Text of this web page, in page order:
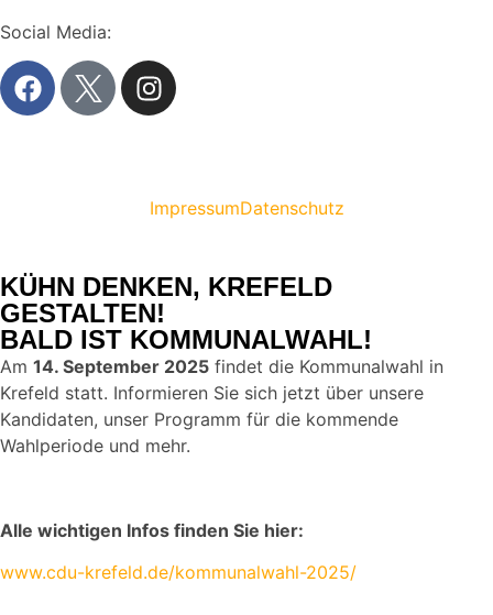
Social Media:
ImpressumDatenschutz
KÜHN DENKEN, KREFELD
GESTALTEN!
BALD IST KOMMUNALWAHL!
Am 14. September 2025 findet die Kommunalwahl in
Krefeld statt. Informieren Sie sich jetzt über unsere
Kandidaten, unser Programm für die kommende
Wahlperiode und mehr.
Alle wichtigen Infos finden Sie hier:
www.cdu-krefeld.de/kommunalwahl-2025/